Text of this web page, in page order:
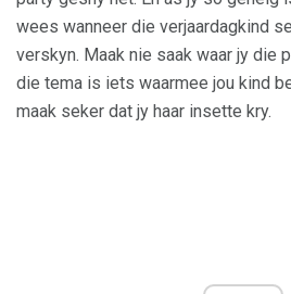
wees wanneer die verjaardagkind
verskyn. Maak nie saak waar jy die
die tema is iets waarmee jou kind
maak seker dat jy haar insette kry.